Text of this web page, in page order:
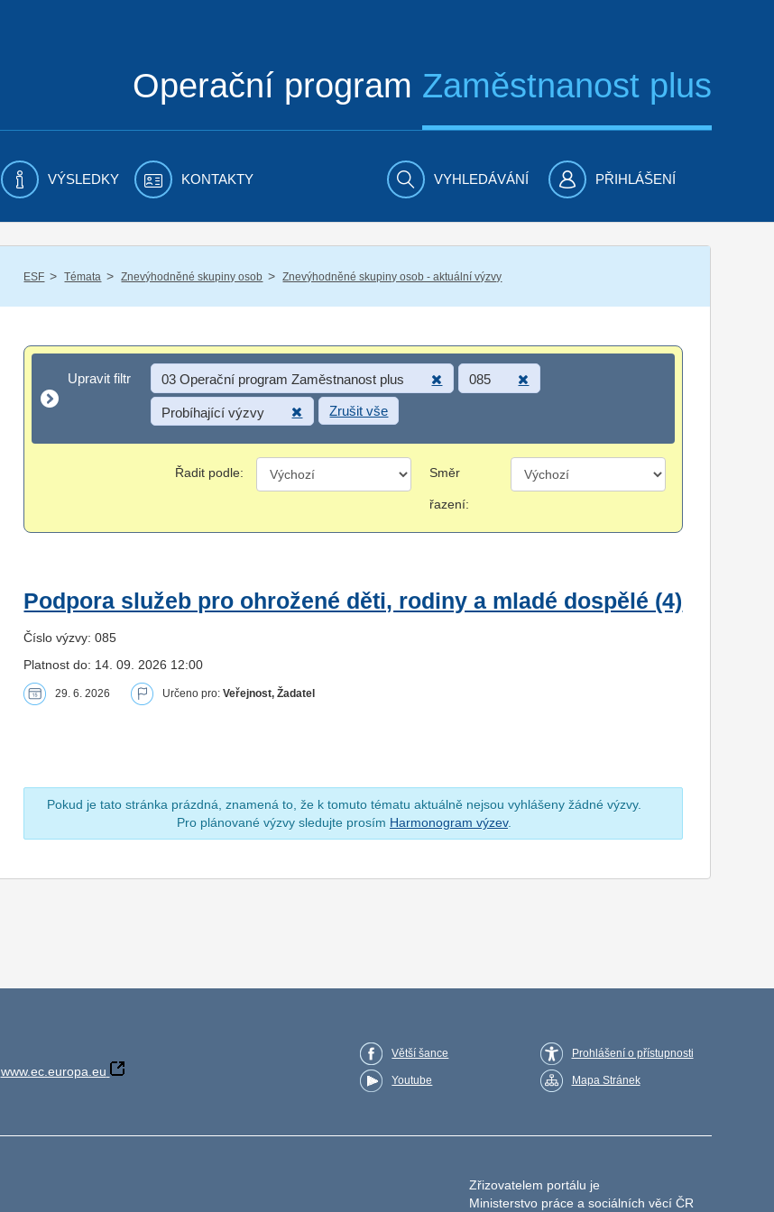
Operační program Zaměstnanost plus
VÝSLEDKY KONTAKTY VYHLEDÁVÁNÍ PŘIHLÁŠENÍ
ESF / Témata / Znevýhodněné skupiny osob / Znevýhodněné skupiny osob - aktuální výzvy
Upravit filtr
Upravit filtr 03 Operační program Zaměstnanost plus 085
Probíhající výzvy Zrušit vše
Řadit podle: Směr
řazení:
Podpora služeb pro ohrožené děti, rodiny a mladé dospělé (4)
Číslo výzvy: 085
Platnost do: 14. 09. 2026 12:00
29. 6. 2026 Určeno pro:Veřejnost, Žadatel
Pokud je tato stránka prázdná, znamená to, že k tomuto tématu aktuálně nejsou vyhlášeny žádné výzvy.
Pro plánované výzvy sledujte prosím Harmonogram výzev.
www.ec.europa.eu
Větší šance
Youtube
Prohlášení o přístupnosti
Mapa Stránek
Zřizovatelem portálu je
Ministerstvo práce a sociálních věcí ČR